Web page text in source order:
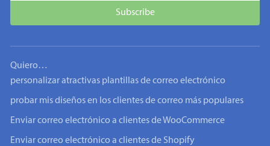
Quiero…
personalizar atractivas plantillas de correo electrónico
probar mis diseños en los clientes de correo más populares
Enviar correo electrónico a clientes de WooCommerce
Enviar correo electrónico a clientes de Shopify